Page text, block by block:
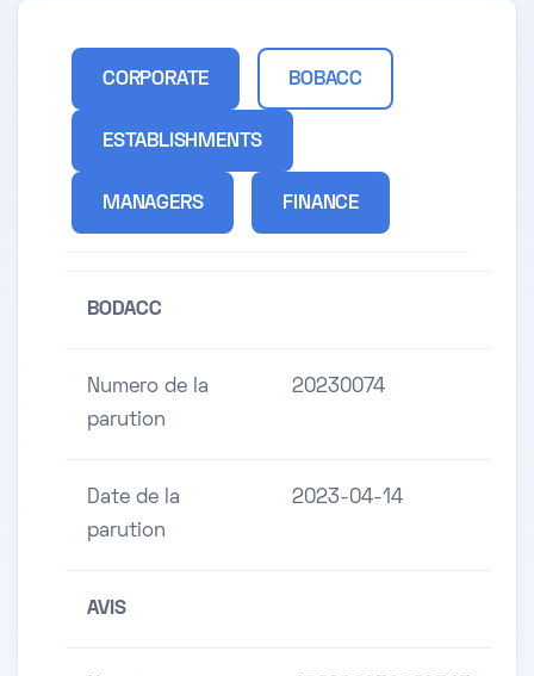
CORPORATE BOBACC
ESTABLISHMENTS
MANAGERS FINANCE
BODACC
Numero de la
parution
20230074
Date de la
parution
2023-04-14
AVIS